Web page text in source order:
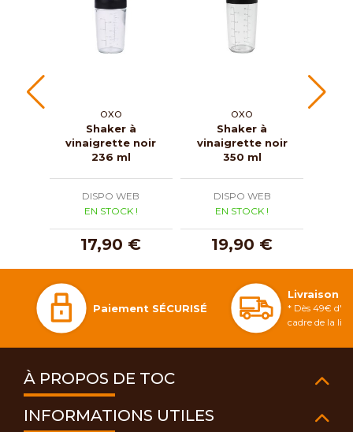
OXO
Shaker à
vinaigrette noir
236 ml
DISPO WEB
EN STOCK !
17,90 €
OXO
Shaker à
vinaigrette noir
350 ml
DISPO WEB
EN STOCK !
19,90 €
Paiement SÉCURISÉ
Livraison
* Dès 49€
cadre de la
À PROPOS DE TOC
INFORMATIONS UTILES